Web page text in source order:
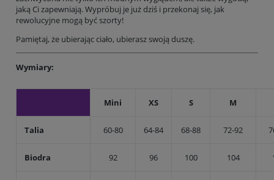
jaką Ci zapewniają. Wypróbuj je już dziś i przekonaj się, jak
rewolucyjne mogą być szorty!
Pamiętaj, że ubierając ciało, ubierasz swoją duszę.
Wymiary:
Mini XS S M
Talia 60-80 64-84 68-88 72-92
Biodra 92 96 100 104